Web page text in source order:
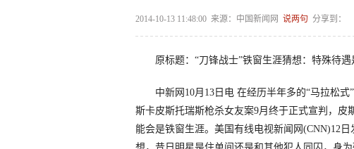
2014-10-13 11:48:00 来源： 中国新闻网 说两句 分享到：
原标题：“刀锋战士”铁窗生涯猜想：特殊待遇
中新网10月13日电 在经历半年多的“马拉松式
斯卡皮斯托瑞斯枪杀女友案9月终于正式宣判，皮
能会是铁窗生涯。美国有线电视新闻网(CNN)12